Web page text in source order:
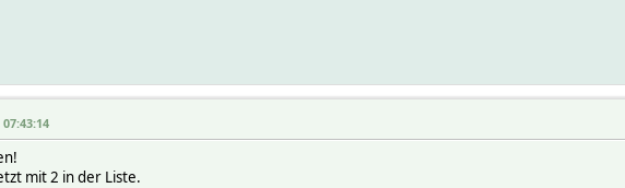
mit 2 in der Liste.